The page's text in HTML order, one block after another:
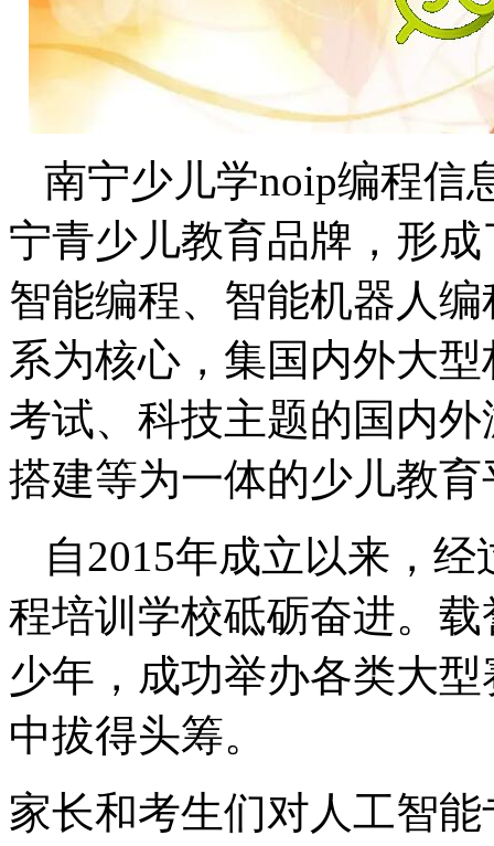
南宁少儿学noip编程信
宁青少儿教育品牌，形
智能编程、智能机器人
系为核心，集国内外大
考试、科技主题的国内
搭建等为一体的少儿教育
自2015年成立以来，
程培训学校砥砺奋进。
少年，成功举办各类大
中拔得头筹。
家长和考生们对人工智